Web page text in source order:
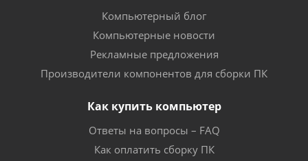
Компьютерный блог
Компьютерные новости
Рекламные предложения
Производители компонентов для сборки ПК
Как купить компьютер
Ответы на вопросы – FAQ
Как оплатить сборку ПК